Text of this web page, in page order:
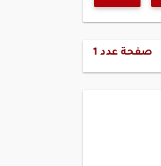
صفحة عدد 1